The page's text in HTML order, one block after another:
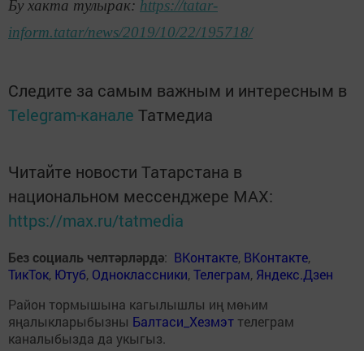
Бу хакта тулырак: https://tatar-
inform.tatar/news/2019/10/22/195718/
Следите за самым важным и интересным в
Telegram-канале Татмедиа
Читайте новости Татарстана в
национальном мессенджере MАХ:
https://max.ru/tatmedia
Без социаль челтәрләрдә: ВКонтакте, ВКонтакте,
ТикТок, Ютуб, Одноклассники,Телеграм, Яндекс.Дзен
Район тормышына кагылышлы иң мөһим
яңалыкларыбызны Балтаси_Хезмэт телеграм
каналыбызда да укыгыз.